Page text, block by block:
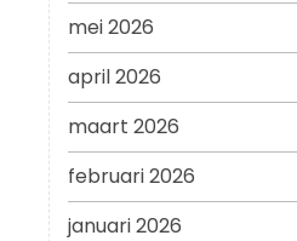
mei 2026
april 2026
maart 2026
februari 2026
januari 2026